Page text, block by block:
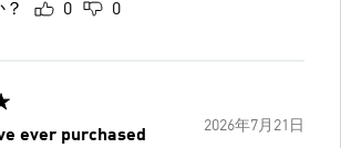
0 0
2026年7月21日
ever purchased